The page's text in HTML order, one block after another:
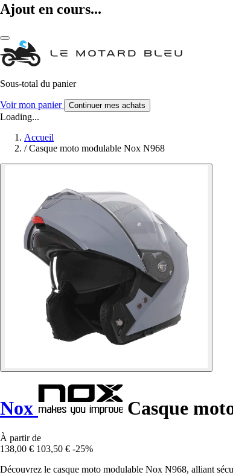
Ajout en cours...
Sous-total du panier
Voir mon panier Continuer mes achats
Loading...
Accueil
/ Casque moto modulable Nox N968
Nox Casque
À partir de
138,00 € 103,50 € -25%
Découvrez le casque moto modulable Nox N968, alliant